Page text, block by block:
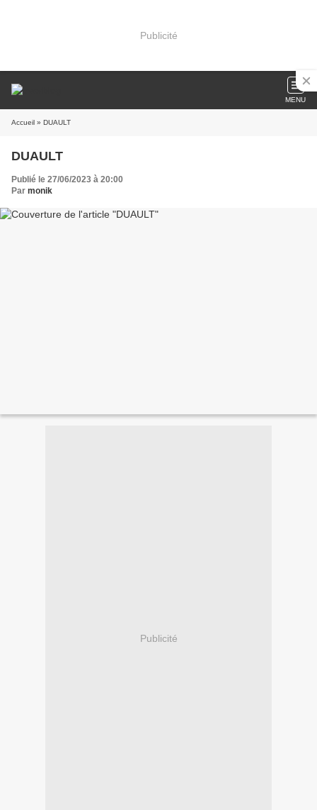
Publicité
MENU
Accueil » DUAULT
DUAULT
Publié le 27/06/2023 à 20:00
Par monik
Publicité